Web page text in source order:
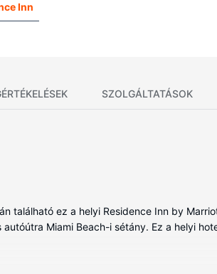
Inn
SZOLGÁLTATÁSOK
található ez a helyi Residence Inn by
Miami Beach-i sétány. Ez a helyi